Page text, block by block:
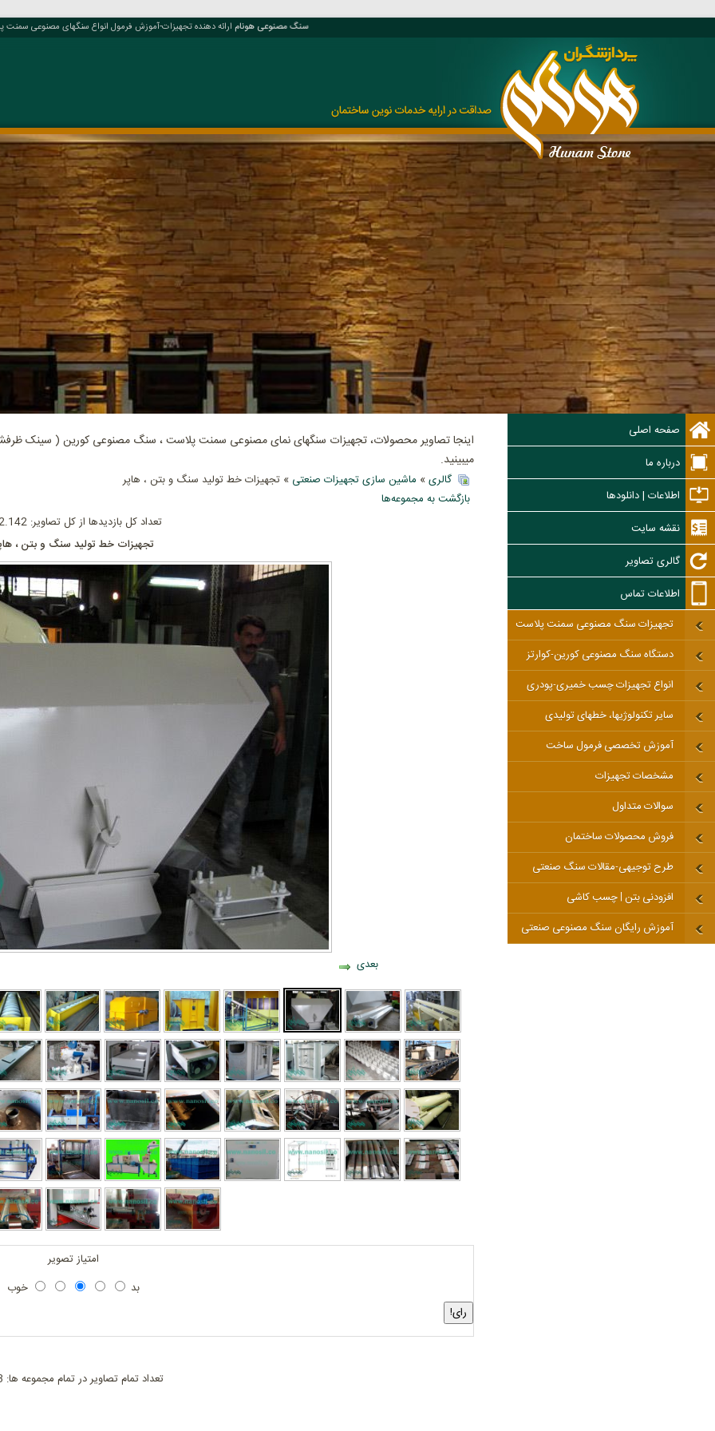
سنگ مصنوعی هونامارائه دهنده تجهیزات-آموزش فرمول انواع سنگهای مصنوعی سمنت
صفحه اصلی
درباره ما
اطلاعات | دانلودها
نقشه سایت
گالری تصاویر
اطلاعات تماس
تجهیزات سنگ مصنوعی سمنت پلاست
دستگاه سنگ مصنوعی کورین-کوارتز
انواع تجهیزات چسب خمیری-پودری
سایر تکنولوژیها، خطهای تولیدی
آموزش تخصصی فرمول ساخت
مشخصات تجهیزات
سوالات متداول
فروش محصولات ساختمان
طرح توجیهی-مقالات سنگ صنعتی
افزودنی بتن | چسب کاشی
آموزش رایگان سنگ مصنوعی صنعتی
اینجا تصاویر محصولات، تجهیزات سنگهای نمای مصنوعی سمنت پلاست ، سنگ مصنوعی کورین ( سینک
میبینید.
گالری» ماشین سازی تجهیزات صنعتی » تجهیزات خط تولید سنگ و بتن ، هاپر
بازگشت به مجموعه‌ها
تعداد کل بازدیدها از کل تصاویر: 602.142
تجهیزات خط تولید سنگ و بتن ،
بعدی
امتیاز تصویر
بد
خوب
تعداد تمام تصاویر در تمام مجموعه ها: 763